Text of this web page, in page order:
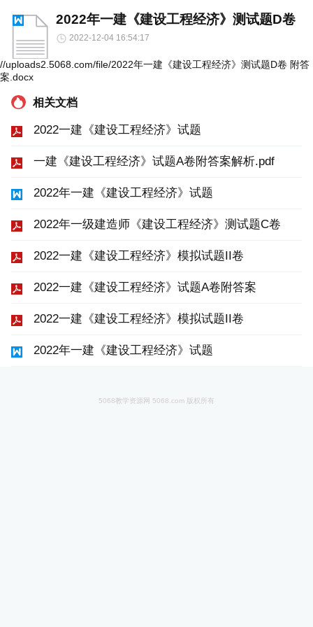
2022年一建《建设工程经济》测试题D卷
2022-12-04 16:54:17
//uploads2.5068.com/file/2022年一建《建设工程经济》测试题D卷 附答
案.docx
相关文档
2022一建《建设工程经济》试题
一建《建设工程经济》试题A卷附答案解析.pdf
2022年一建《建设工程经济》试题
2022年一级建造师《建设工程经济》测试题C卷
2022一建《建设工程经济》模拟试题II卷
2022一建《建设工程经济》试题A卷附答案
2022一建《建设工程经济》模拟试题II卷
2022年一建《建设工程经济》试题
5068教学资源网 5068.com 版权所有